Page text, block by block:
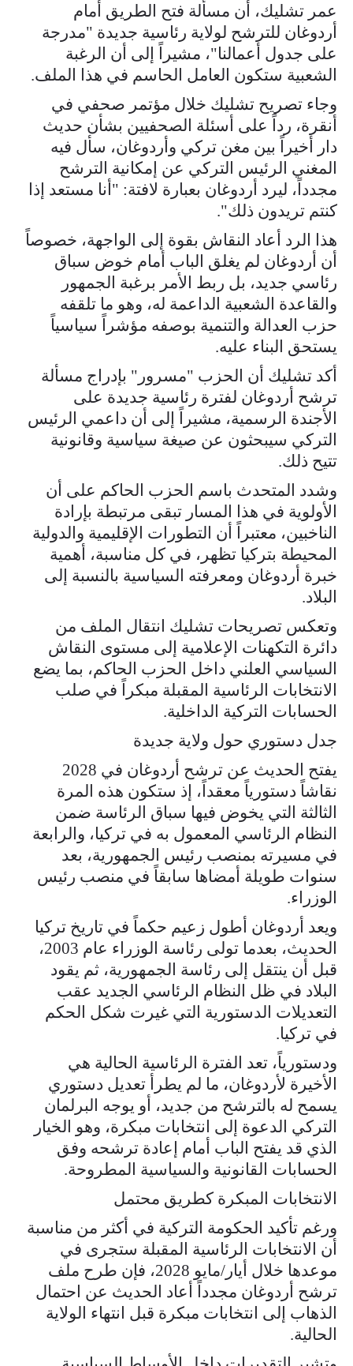
عمر تشليك، أن مسألة فتح الطريق أمام
أردوغان للترشح لولاية رئاسية جديدة "مدرجة
على جدول أعمالنا"، مشيراً إلى أن الرغبة
الشعبية ستكون العامل الحاسم في هذا الملف.
وجاء تصريح تشليك خلال مؤتمر صحفي في
أنقرة، رداً على أسئلة الصحفيين بشأن حديث
دار أخيراً بين مغن تركي وأردوغان، سأل فيه
المغني الرئيس التركي عن إمكانية الترشح
مجدداً، ليرد أردوغان بعبارة لافتة: "أنا مستعد إذا
كنتم تريدون ذلك".
هذا الرد أعاد النقاش بقوة إلى الواجهة، خصوصاً
أن أردوغان لم يغلق الباب أمام خوض سباق
رئاسي جديد، بل ربط الأمر برغبة الجمهور
والقاعدة الشعبية الداعمة له، وهو ما تلقفه
حزب العدالة والتنمية بوصفه مؤشراً سياسياً
يستحق البناء عليه.
أكد تشليك أن الحزب "مسرور" بإدراج مسألة
ترشح أردوغان لفترة رئاسية جديدة على
الأجندة الرسمية، مشيراً إلى أن داعمي الرئيس
التركي سيبحثون عن صيغة سياسية وقانونية
تتيح ذلك.
وشدد المتحدث باسم الحزب الحاكم على أن
الأولوية في هذا المسار تبقى مرتبطة بإرادة
الناخبين، معتبراً أن التطورات الإقليمية والدولية
المحيطة بتركيا تظهر، في كل مناسبة، أهمية
خبرة أردوغان ومعرفته السياسية بالنسبة إلى
البلاد.
وتعكس تصريحات تشليك انتقال الملف من
دائرة التكهنات الإعلامية إلى مستوى النقاش
السياسي العلني داخل الحزب الحاكم، بما يضع
الانتخابات الرئاسية المقبلة مبكراً في صلب
الحسابات التركية الداخلية.
جدل دستوري حول ولاية جديدة
يفتح الحديث عن ترشح أردوغان في 2028
نقاشاً دستورياً معقداً، إذ ستكون هذه المرة
الثالثة التي يخوض فيها سباق الرئاسة ضمن
النظام الرئاسي المعمول به في تركيا، والرابعة
في مسيرته بمنصب رئيس الجمهورية، بعد
سنوات طويلة أمضاها سابقاً في منصب رئيس
الوزراء.
ويعد أردوغان أطول زعيم حكماً في تاريخ تركيا
الحديث، بعدما تولى رئاسة الوزراء عام 2003،
قبل أن ينتقل إلى رئاسة الجمهورية، ثم يقود
البلاد في ظل النظام الرئاسي الجديد عقب
التعديلات الدستورية التي غيرت شكل الحكم
في تركيا.
ودستورياً، تعد الفترة الرئاسية الحالية هي
الأخيرة لأردوغان، ما لم يطرأ تعديل دستوري
يسمح له بالترشح من جديد، أو يوجه البرلمان
التركي الدعوة إلى انتخابات مبكرة، وهو الخيار
الذي قد يفتح الباب أمام إعادة ترشحه وفق
الحسابات القانونية والسياسية المطروحة.
الانتخابات المبكرة كطريق محتمل
ورغم تأكيد الحكومة التركية في أكثر من مناسبة
أن الانتخابات الرئاسية المقبلة ستجرى في
موعدها خلال أيار/مايو 2028، فإن طرح ملف
ترشح أردوغان مجدداً أعاد الحديث عن احتمال
الذهاب إلى انتخابات مبكرة قبل انتهاء الولاية
الحالية.